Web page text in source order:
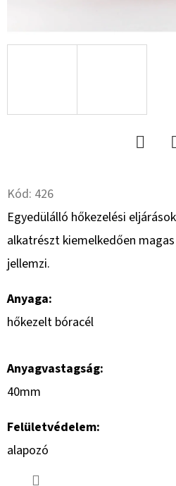
Kód: 426
Egyedülálló hőkezelési
alkatrészt kiemelkedően
jellemzi.
Anyaga:
hőkezelt bóracél
Anyagvastagság:
40mm
Felületvédelem:
alapozó